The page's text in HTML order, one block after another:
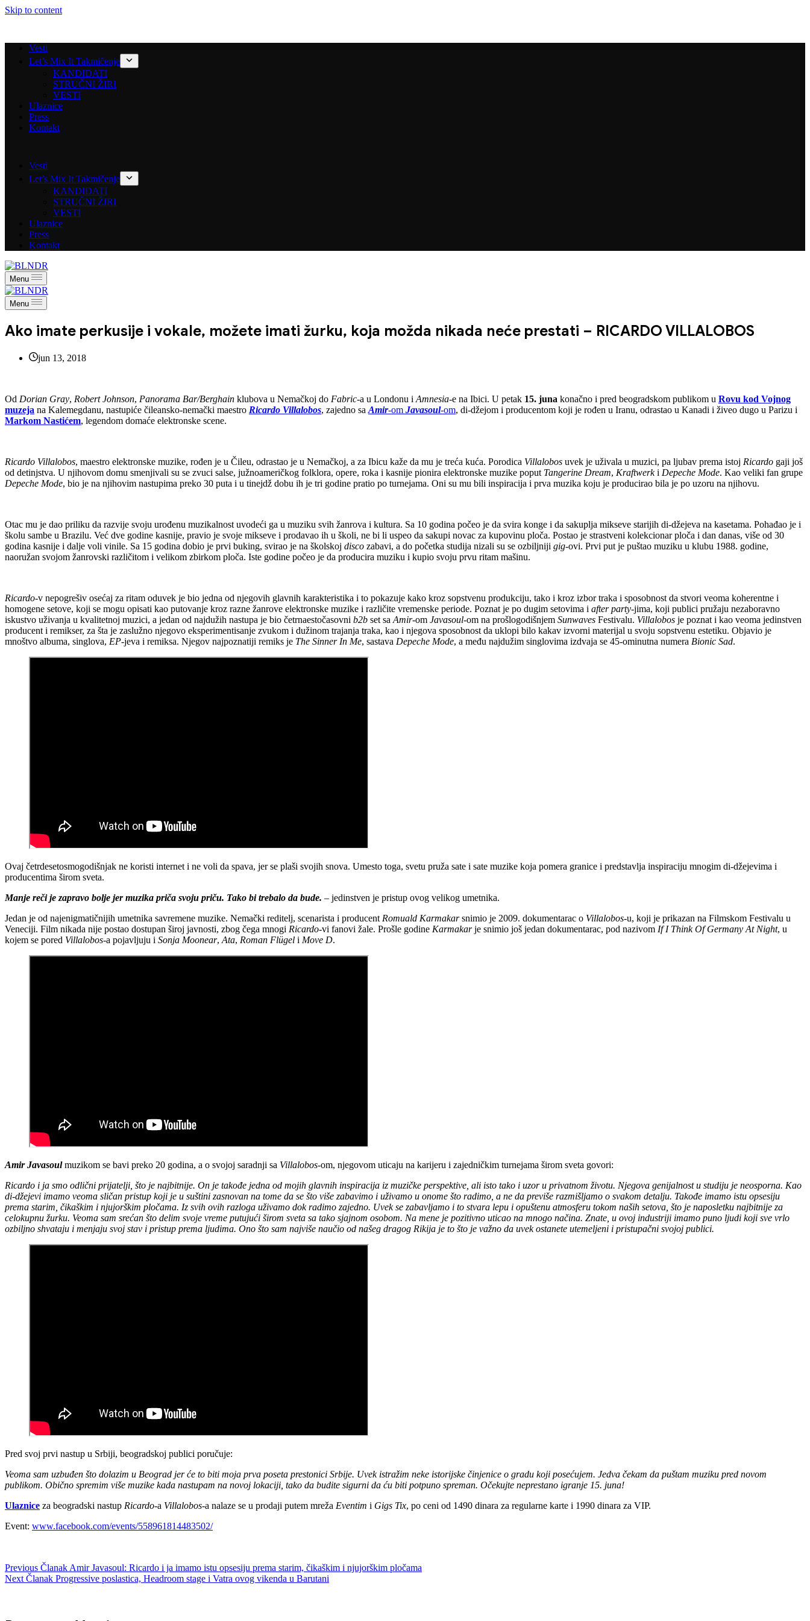
Skip to content
Vesti
Let’s Mix It Takmičenje
KANDIDATI
STRUČNI ŽIRI
VESTI
Ulaznice
Press
Kontakt
Vesti
Let’s Mix It Takmičenje
KANDIDATI
STRUČNI ŽIRI
VESTI
Ulaznice
Press
Kontakt
Menu
Menu
Ako imate perkusije i vokale, možete imati žurku, koja možda nikada neće prestati – RICARDO VILLALOBOS
jun 13, 2018
Od Dorian Gray, Robert Johnson, Panorama Bar/Berghain klubova u Nemačkoj do Fabric-a u Londonu i Amnesia-e na Ibici. U petak 15. juna konačno i pred beogradskom publikom u Rovu kod Vojnog
muzeja na Kalemegdanu, nastupiće čileansko-nemački maestro Ricardo Villalobos, zajedno sa Amir-om Javasoul-om, di-džejom i producentom koji je rođen u Iranu, odrastao u Kanadi i živeo dugo u Parizu i
Markom Nastićem, legendom domaće elektronske scene.
Ricardo Villalobos, maestro elektronske muzike, rođen je u Čileu, odrastao je u Nemačkoj, a za Ibicu kaže da mu je treća kuća. Porodica Villalobos uvek je uživala u muzici, pa ljubav prema istoj Ricardo gaji još
od detinjstva. U njihovom domu smenjivali su se zvuci salse, južnoameričkog folklora, opere, roka i kasnije pionira elektronske muzike poput Tangerine Dream, Kraftwerki Depeche Mode. Kao veliki fan grupe
Depeche Mode, bio je na njihovim nastupima preko 30 puta i u tinejdž dobu ih je tri godine pratio po turnejama. Oni su mu bili inspiracija i prva muzika koju je producirao bila je po uzoru na njihovu.
Otac mu je dao priliku da razvije svoju urođenu muzikalnost uvodeći ga u muziku svih žanrova i kultura. Sa 10 godina počeo je da svira konge i da sakuplja mikseve starijih di-džejeva na kasetama. Pohađao je i
školu sambe u Brazilu. Već dve godine kasnije, pravio je svoje mikseve i prodavao ih u školi, ne bi li uspeo da sakupi novac za kupovinu ploča. Postao je strastveni kolekcionar ploča i dan danas, više od 30
godina kasnije i dalje voli vinile. Sa 15 godina dobio je prvi buking, svirao je na školskoj disco zabavi, a do početka studija nizali su se ozbiljniji gig-ovi. Prvi put je puštao muziku u klubu 1988. godine,
naoružan svojom žanrovski različitom i velikom zbirkom ploča. Iste godine počeo je da producira muziku i kupio svoju prvu ritam mašinu.
Ricardo-v nepogrešiv osećaj za ritam oduvek je bio jedna od njegovih glavnih karakteristika i to pokazuje kako kroz sopstvenu produkciju, tako i kroz izbor traka i sposobnost da stvori veoma koherentne i
homogene setove, koji se mogu opisati kao putovanje kroz razne žanrove elektronske muzike i različite vremenske periode. Poznat je po dugim setovima i after party-jima, koji publici pružaju nezaboravno
iskustvo uživanja u kvalitetnoj muzici, a jedan od najdužih nastupa je bio četrnaestočasovni b2b set sa Amir-om Javasoul-om na prošlogodišnjem Sunwaves Festivalu. Villalobos je poznat i kao veoma jedinstven
producent i remikser, za šta je zaslužno njegovo eksperimentisanje zvukom i dužinom trajanja traka, kao i njegova sposobnost da uklopi bilo kakav izvorni materijal u svoju sopstvenu estetiku. Objavio je
mnoštvo albuma, singlova, EP-jeva i remiksa. Njegov najpoznatiji remiks je The Sinner In Me, sastava Depeche Mode, a među najdužim singlovima izdvaja se 45-ominutna numera Bionic Sad.
Ovaj četrdesetosmogodišnjak ne koristi internet i ne voli da spava, jer se plaši svojih snova. Umesto toga, svetu pruža sate i sate muzike koja pomera granice i predstavlja inspiraciju mnogim di-džejevima i
producentima širom sveta.
Manje reči je zapravo bolje jer muzika priča svoju priču. Tako bi trebalo da bude. – jedinstven je pristup ovog velikog umetnika.
Jedan je od najenigmatičnijih umetnika savremene muzike. Nemački reditelj, scenarista i producent Romuald Karmakarsnimio je 2009. dokumentarac o Villalobos-u, koji je prikazan na Filmskom Festivalu u
Veneciji. Film nikada nije postao dostupan široj javnosti, zbog čega mnogi Ricardo-vi fanovi žale. Prošle godine Karmakarje snimio još jedan dokumentarac, pod nazivom If I Think Of Germany At Night, u
kojem se pored Villalobos-a pojavljuju i Sonja Moonear, Ata, Roman Flügel i Move D.
Amir Javasoulmuzikom se bavi preko 20 godina, a o svojoj saradnji sa Villalobos-om, njegovom uticaju na karijeru i zajedničkim turnejama širom sveta govori:
Ricardo i ja smo odlični prijatelji, što je najbitnije. On je takođe jedna od mojih glavnih inspiracija iz muzičke perspektive, ali isto tako i uzor u privatnom životu. Njegova genijalnost u studiju je neosporna. Kao
di-džejevi imamo veoma sličan pristup koji je u suštini zasnovan na tome da se što više zabavimo i uživamo u onome što radimo, a ne da previše razmišljamo o svakom detalju. Takođe imamo istu opsesiju
prema starim, čikaškim i njujorškim pločama. Iz svih ovih razloga uživamo dok radimo zajedno. Uvek se zabavljamo i to stvara lepu i opuštenu atmosferu tokom naših setova, što je naposletku najbitnije za
celokupnu žurku. Veoma sam srećan što delim svoje vreme putujući širom sveta sa tako sjajnom osobom. Na mene je pozitivno uticao na mnogo načina. Znate, u ovoj industriji imamo puno ljudi koji sve vrlo
ozbiljno shvataju i menjaju svoj stav i pristup prema ljudima. Ono što sam najviše naučio od našeg dragog Rikija je to što je važno da uvek ostanete utemeljeni i pristupačni svojoj publici.
Pred svoj prvi nastup u Srbiji, beogradskoj publici poručuje:
Veoma sam uzbuđen što dolazim u Beograd jer će to biti moja prva poseta prestonici Srbije. Uvek istražim neke istorijske činjenice o gradu koji posećujem. Jedva čekam da puštam muziku pred novom
publikom. Obično spremim više muzike kada nastupam na novoj lokaciji, tako da budite sigurni da ću biti potpuno spreman. Očekujte neprestano igranje 15. juna!
Ulaznice za beogradski nastup Ricardo-a Villalobos-a nalaze se u prodaji putem mreža Eventim i Gigs Tix, po ceni od 1490 dinara za regularne karte i 1990 dinara za VIP.
Event: www.facebook.com/events/558961814483502/
Previous Članak Amir Javasoul: Ricardo i ja imamo istu opsesiju prema starim, čikaškim i njujorškim pločama
Next Članak Progressive poslastica, Headroom stage i Vatra ovog vikenda u Barutani